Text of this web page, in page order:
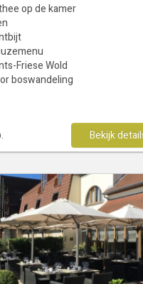
op de kamer
Friese Wold
boswandeling
Bekijk